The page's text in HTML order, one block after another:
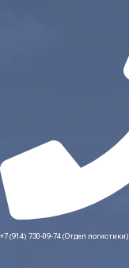
+7 (914) 730-09-74 (Отдел логистики)